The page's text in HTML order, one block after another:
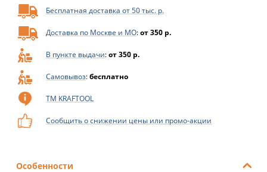
Бесплатная доставка от 50 тыс. р.
Доставка по Москве и МО:от 350 р.
В пункте выдачи:от 350 р.
Самовывоз:бесплатно
ТМ KRAFTOOL
Сообщить о снижении цены или промо-акции
Особенности